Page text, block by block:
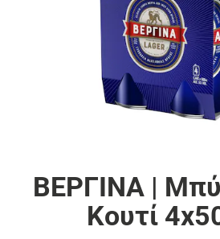
ΒΕΡΓΙΝΑ |
Κουτί